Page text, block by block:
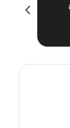
chevron_left